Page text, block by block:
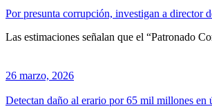
Por presunta corrupción, investigan a director
Las estimaciones señalan que el “Patronado
26 marzo, 2026
Detectan daño al erario por 65 mil millones